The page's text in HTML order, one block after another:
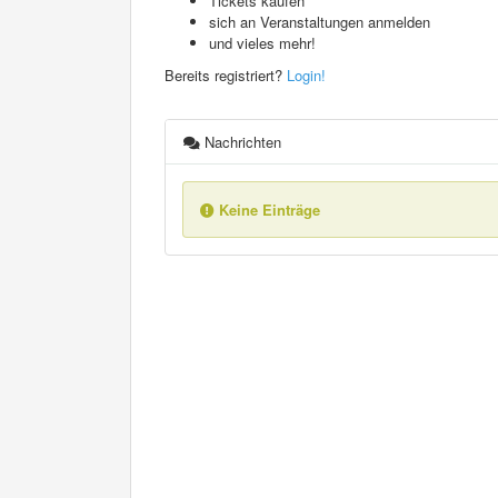
sich an Veranstaltungen anmelden
und vieles mehr!
Bereits registriert? Login!
Nachrichten
Keine Einträge